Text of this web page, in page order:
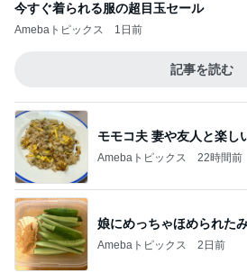
今すぐ着られる服の超目玉セール
Amebaトピックス 1日前
記事を読む
モモコ夫 妻や友人と楽し
Amebaトピックス 22時間前
娘にめっちゃほめられた
Amebaトピックス 2日前